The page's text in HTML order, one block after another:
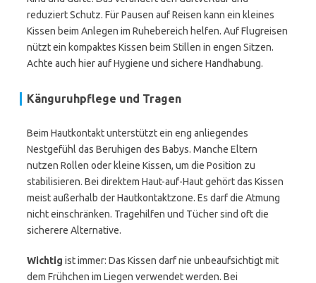
reduziert Schutz. Für Pausen auf Reisen kann ein kleines
Kissen beim Anlegen im Ruhebereich helfen. Auf Flugreisen
nützt ein kompaktes Kissen beim Stillen in engen Sitzen.
Achte auch hier auf Hygiene und sichere Handhabung.
Känguruhpflege und Tragen
Beim Hautkontakt unterstützt ein eng anliegendes
Nestgefühl das Beruhigen des Babys. Manche Eltern
nutzen Rollen oder kleine Kissen, um die Position zu
stabilisieren. Bei direktem Haut-auf-Haut gehört das Kissen
meist außerhalb der Hautkontaktzone. Es darf die Atmung
nicht einschränken. Tragehilfen und Tücher sind oft die
sicherere Alternative.
Wichtig ist immer: Das Kissen darf nie unbeaufsichtigt mit
dem Frühchen im Liegen verwendet werden. Bei